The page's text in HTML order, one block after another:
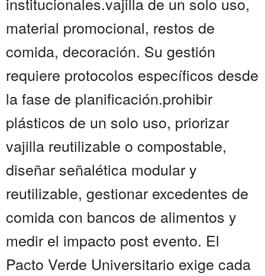
material promocional, restos de
comida, decoración. Su gestión
requiere protocolos específicos desde
la fase de planificación.prohibir
plásticos de un solo uso, priorizar
vajilla reutilizable o compostable,
diseñar señalética modular y
reutilizable, gestionar excedentes de
comida con bancos de alimentos y
medir el impacto post evento. El
Pacto Verde Universitario exige cada